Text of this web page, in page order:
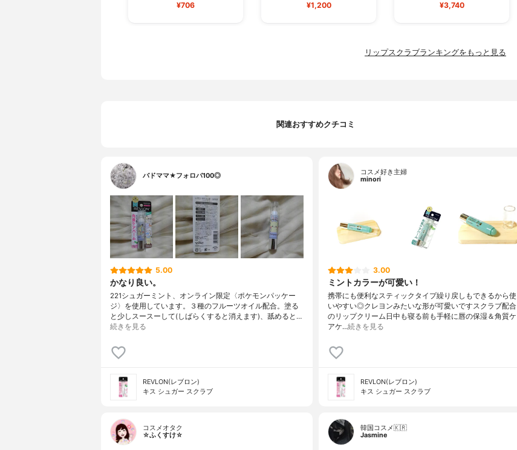
¥706 ¥1,200 ¥3,740
リップスクラブランキングをもっと見る
関連おすすめクチコミ
バドママ★フォロバ100◎
5.00
かなり良い。
221シュガーミント、オンライン限定〈ポケモンパッケー
ジ〉を使用しています。３種のフルーツオイル配合。塗る
と少しスースーして(しばらくすると消えます)、舐めると…
続きを見る
REVLON(レブロン)
キス シュガー スクラブ
コスメ好き主婦
minori
3.00
ミントカラーが可愛い！
携帯にも便利なスティックタイプ繰り戻しもできるから使
いやすい◎クレヨンみたいな形が可愛いですスクラブ配合
のリップクリーム日中も寝る前も手軽に唇の保湿＆角質ケ
アケ…続きを見る
REVLON(レブロン)
キス シュガー スクラブ
コスメオタク
☆ふくすけ☆
韓国コスメ🇰🇷
Jasmine